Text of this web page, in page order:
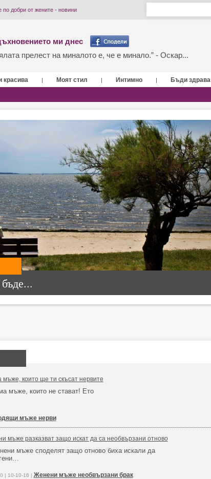
по добри от жените - новини
ми днес
прелест на миналото е, че е минало.” - Оскар...
красива | Моят стил | Интимно | Бъди здрава
мъже, които ще ти скъсат нервите
мъже, които не стават! Ето
мъже нерви
мъже разказват защо искат да са необвързани отново
мъже споделят защо отново биха искали да
| 10-10-16 | Женени мъже необвързани брак